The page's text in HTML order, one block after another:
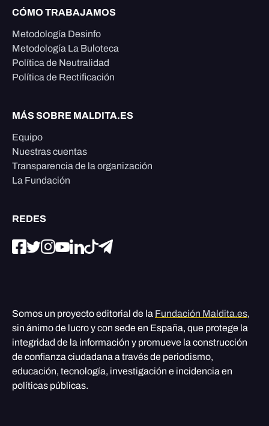
CÓMO TRABAJAMOS
Metodología Desinfo
Metodología La Buloteca
Política de Neutralidad
Política de Rectificación
MÁS SOBRE MALDITA.ES
Equipo
Nuestras cuentas
Transparencia de la organización
La Fundación
REDES
Somos un proyecto editorial de la Fundación Maldita.es,
sin ánimo de lucro y con sede en España, que protege la
integridad de la información y promueve la construcción
de confianza ciudadana a través de periodismo,
educación, tecnología, investigación e incidencia en
políticas públicas.